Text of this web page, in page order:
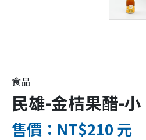
食品
民雄-金桔果醋-小
售價：NT$210 元